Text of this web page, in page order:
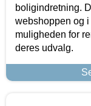
boligindretning.
webshoppen og
muligheden for
deres udvalg.